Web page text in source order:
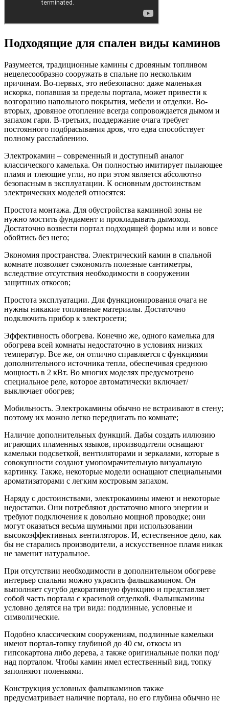
Подходящие для спален виды каминов
Разумеется, традиционные камины с дровяным топливом
нецелесообразно сооружать в спальне по нескольким
причинам. Во-первых, это небезопасно: даже маленькая
искорка, попавшая за пределы портала, может привести к
возгоранию напольного покрытия, мебели и отделки. Во-
вторых, дровяное отопление всегда сопровождается дымом и
запахом гари. В-третьих, поддержание очага требует
постоянного подбрасывания дров, что едва способствует
полному расслаблению.
Электрокамин – современный и доступный аналог
классического камелька. Он полностью имитирует пылающее
пламя и тлеющие угли, но при этом является абсолютно
безопасным в эксплуатации. К основным достоинствам
электрических моделей относятся:
Простота монтажа. Для обустройства каминной зоны не
нужно мостить фундамент и прокладывать дымоход.
Достаточно возвести портал подходящей формы или и вовсе
обойтись без него;
Экономия пространства. Электрический камин в спальной
комнате позволяет сэкономить полезные сантиметры,
вследствие отсутствия необходимости в сооружении
защитных откосов;
Простота эксплуатации. Для функционирования очага не
нужны никакие топливные материалы. Достаточно
подключить прибор к электросети;
Эффективность обогрева. Конечно же, одного камелька для
обогрева всей комнаты недостаточно в условиях низких
температур. Все же, он отлично справляется с функциями
дополнительного источника тепла, обеспечивая среднюю
мощность в 2 кВт. Во многих моделях предусмотрено
специальное реле, которое автоматически включает/
выключает обогрев;
Мобильность. Электрокамины обычно не встраивают в стену;
поэтому их можно легко передвигать по комнате;
Наличие дополнительных функций. Дабы создать иллюзию
играющих пламенных языков, производители оснащают
камельки подсветкой, вентиляторами и зеркалами, которые в
совокупности создают умопомрачительную визуальную
картинку. Также, некоторые модели оснащают специальными
ароматизаторами с легким костровым запахом.
Наряду с достоинствами, электрокамины имеют и некоторые
недостатки. Они потребляют достаточно много энергии и
требуют подключения к довольно мощной проводке; они
могут оказаться весьма шумными при использовании
высокоэффективных вентиляторов. И, естественное дело, как
бы не старались производители, а искусственное пламя никак
не заменит натуральное.
При отсутствии необходимости в дополнительном обогреве
интерьер спальни можно украсить фальшкамином. Он
выполняет сугубо декоративную функцию и представляет
собой часть портала с красивой отделкой. Фальшкамины
условно делятся на три вида: подлинные, условные и
символические.
Подобно классическим сооружениям, подлинные камельки
имеют портал-топку глубиной до 40 см, откосы из
гипсокартона либо дерева, а также оригинальные полки под/
над порталом. Чтобы камин имел естественный вид, топку
заполняют поленьями.
Конструкция условных фальшкаминов также
предусматривает наличие портала, но его глубина обычно не